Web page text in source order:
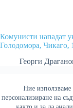
Ние използваме
персонализиране на
Комунисти нападат
Голодомора, Чикаго,
Георги